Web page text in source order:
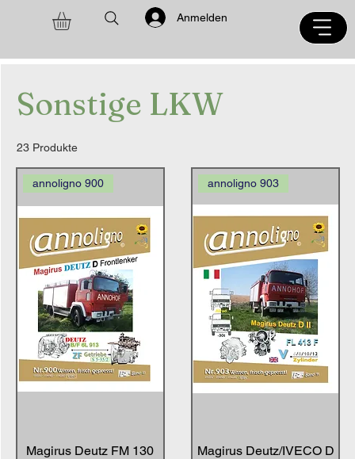
Anmelden
Sonstige LKW
23 Produkte
annoligno 900
Magirus Deutz FM 130
annoligno 903
Magirus Deutz/IVECO D